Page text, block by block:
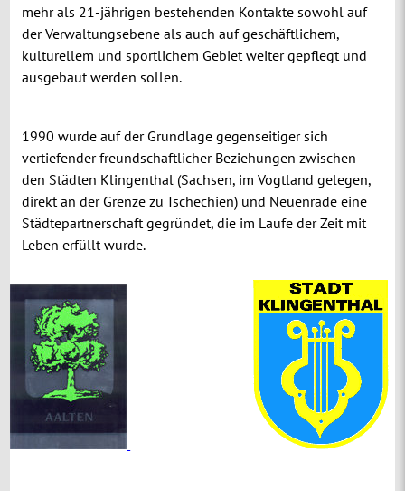
mehr als 21-jährigen bestehenden Kontakte sowohl auf
der Verwaltungsebene als auch auf geschäftlichem,
kulturellem und sportlichem Gebiet weiter gepflegt und
ausgebaut werden sollen.
1990 wurde auf der Grundlage gegenseitiger sich
vertiefender freundschaftlicher Beziehungen zwischen
den Städten Klingenthal (Sachsen, im Vogtland gelegen,
direkt an der Grenze zu Tschechien) und Neuenrade eine
Städtepartnerschaft gegründet, die im Laufe der Zeit mit
Leben erfüllt wurde.